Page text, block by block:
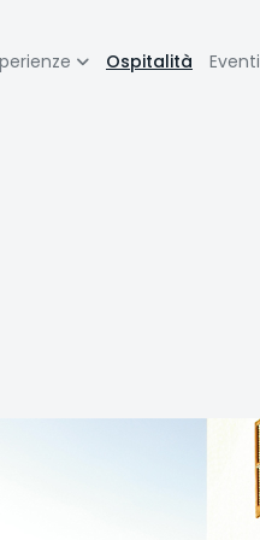
Ospitalità Eventi